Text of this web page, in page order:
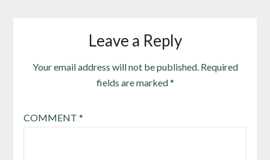
Leave a Reply
Your email address will not be published. Required
fields are marked*
COMMENT *